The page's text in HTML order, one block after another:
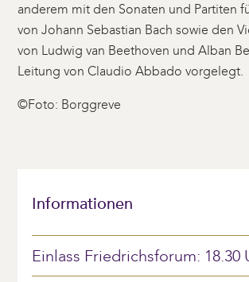
anderem mit den Sonaten und Partiten
von Johann Sebastian Bach sowie den
von Ludwig van Beethoven und Alban
Leitung von Claudio Abbado vorgelegt.
©Foto: Borggreve
Informationen
Einlass Friedrichsforum: 18.30